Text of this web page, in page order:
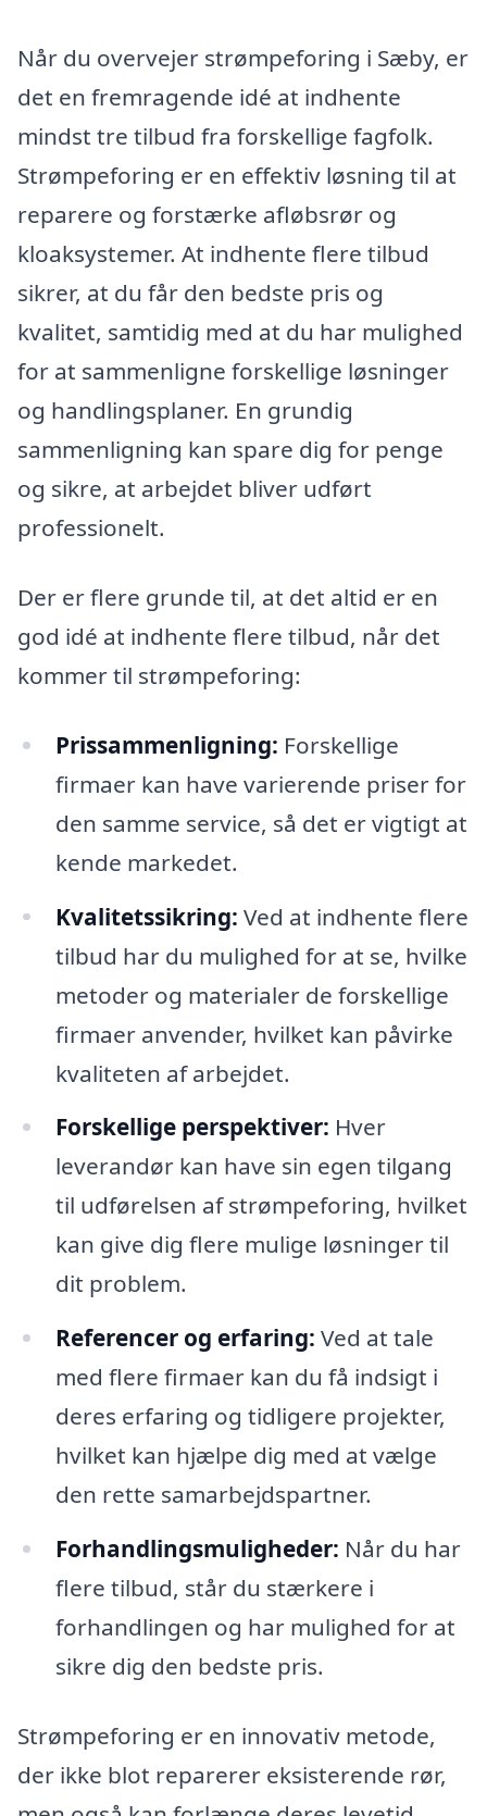
Når du overvejer strømpeforing i Sæby, er
det en fremragende idé at indhente
mindst tre tilbud fra forskellige fagfolk.
Strømpeforing er en effektiv løsning til at
reparere og forstærke afløbsrør og
kloaksystemer. At indhente flere tilbud
sikrer, at du får den bedste pris og
kvalitet, samtidig med at du har mulighed
for at sammenligne forskellige løsninger
og handlingsplaner. En grundig
sammenligning kan spare dig for penge
og sikre, at arbejdet bliver udført
professionelt.
Der er flere grunde til, at det altid er en
god idé at indhente flere tilbud, når det
kommer til strømpeforing:
Prissammenligning: Forskellige
firmaer kan have varierende priser for
den samme service, så det er vigtigt at
kende markedet.
Kvalitetssikring: Ved at indhente flere
tilbud har du mulighed for at se, hvilke
metoder og materialer de forskellige
firmaer anvender, hvilket kan påvirke
kvaliteten af arbejdet.
Forskellige perspektiver: Hver
leverandør kan have sin egen tilgang
til udførelsen af strømpeforing, hvilket
kan give dig flere mulige løsninger til
dit problem.
Referencer og erfaring: Ved at tale
med flere firmaer kan du få indsigt i
deres erfaring og tidligere projekter,
hvilket kan hjælpe dig med at vælge
den rette samarbejdspartner.
Forhandlingsmuligheder: Når du har
flere tilbud, står du stærkere i
forhandlingen og har mulighed for at
sikre dig den bedste pris.
Strømpeforing er en innovativ metode,
der ikke blot reparerer eksisterende rør,